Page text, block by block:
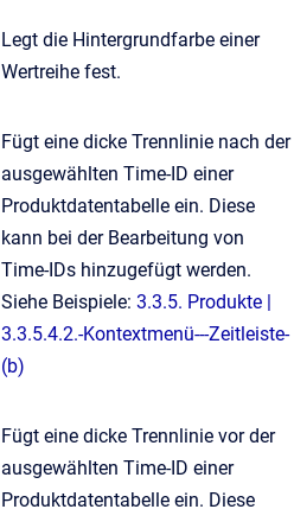
Legt die Hintergrundfarbe einer
Wertreihe fest.
Fügt eine dicke Trennlinie nach der
ausgewählten Time-ID einer
Produktdatentabelle ein. Diese
kann bei der Bearbeitung von
Time-IDs hinzugefügt werden.
Siehe Beispiele: 3.3.5. Produkte |
3.3.5.4.2.-Kontextmenü---Zeitleiste-
(b)
Fügt eine dicke Trennlinie vor der
ausgewählten Time-ID einer
Produktdatentabelle ein. Diese